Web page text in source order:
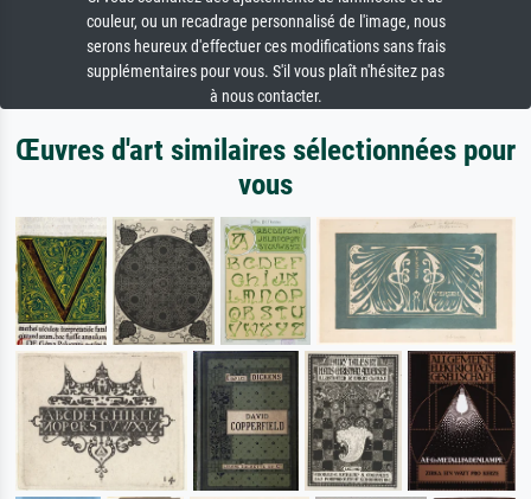
couleur, ou un recadrage personnalisé de l'image, nous
serons heureux d'effectuer ces modifications sans frais
supplémentaires pour vous. S'il vous plaît n'hésitez pas
à nous contacter.
Œuvres d'art similaires sélectionnées pour
vous